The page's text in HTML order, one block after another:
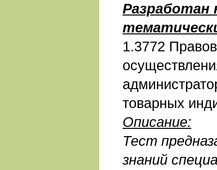
Разработан
1.3772
товарных
Описание:
Тест
знаний